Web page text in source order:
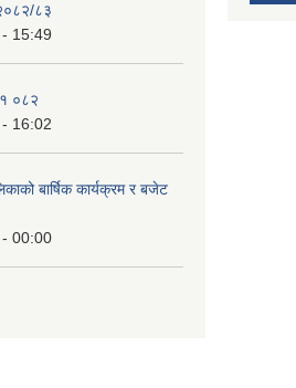
८३
15:49
०८२
16:02
बार्षिक कार्यक्रम र बजेट
00:00